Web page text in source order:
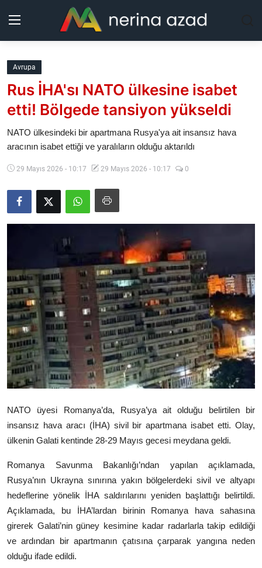
Kurdistan
Bölgeler
Güncel
Makaleler
Video
Yazarlar
Arşiv
İletişim
Türkçe Kurdi
Avrupa
Rus İHA'sı NATO ülkesine isabet
etti! Bölgede tansiyon yükseldi
NATO ülkesindeki bir apartmana Rusya'ya ait insansız hava
aracının isabet ettiği ve yaralıların olduğu aktarıldı
29 Mayıs 2026 - 10:17 29 Mayıs 2026 - 10:17 0
NATO üyesi Romanya’da, Rusya’ya ait olduğu belirtilen bir
insansız hava aracı (İHA) sivil bir apartmana isabet etti. Olay,
ülkenin Galati kentinde 28-29 Mayıs gecesi meydana geldi.
Romanya Savunma Bakanlığı’ndan yapılan açıklamada,
Rusya’nın Ukrayna sınırına yakın bölgelerdeki sivil ve altyapı
hedeflerine yönelik İHA saldırılarını yeniden başlattığı belirtildi.
Açıklamada, bu İHA’lardan birinin Romanya hava sahasına
girerek Galati’nin güney kesimine kadar radarlarla takip edildiği
ve ardından bir apartmanın çatısına çarparak yangına neden
olduğu ifade edildi.